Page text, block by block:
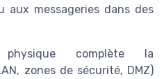
aux messageries dans des
complète la
zones de sécurité, DMZ)